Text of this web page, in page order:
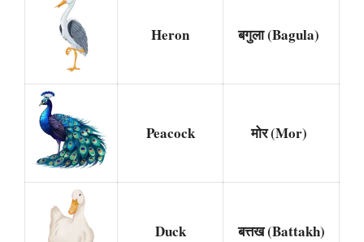
Heron बगुला (Bagula)
Peacock मोर (Mor)
Duck बत्तख (Battakh)